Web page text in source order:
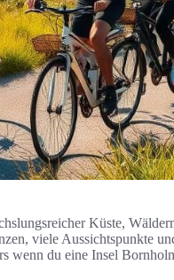
Küste,
viele Aussichtspunkte
wenn du eine Insel